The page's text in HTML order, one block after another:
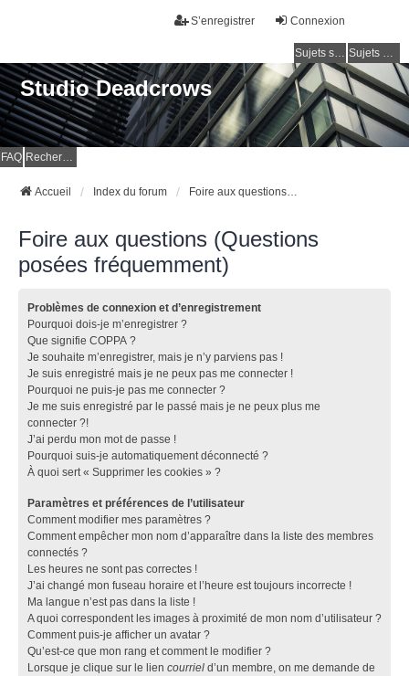
Connexion
S’enregistrer
Sujets sans réponse Sujets actifs
Studio Deadcrows
FAQ Rechercher
Accueil Index du forum Foire aux questions (Questions posées fréquemment)
Foire aux questions (Questions
posées fréquemment)
Problèmes de connexion et d’enregistrement
Pourquoi dois-je m’enregistrer ?
Que signifie COPPA ?
Je souhaite m’enregistrer, mais je n’y parviens pas !
Je suis enregistré mais je ne peux pas me connecter !
Pourquoi ne puis-je pas me connecter ?
Je me suis enregistré par le passé mais je ne peux plus me
connecter ?!
J’ai perdu mon mot de passe !
Pourquoi suis-je automatiquement déconnecté ?
À quoi sert « Supprimer les cookies » ?
Paramètres et préférences de l’utilisateur
Comment modifier mes paramètres ?
Comment empêcher mon nom d’apparaître dans la liste des membres
connectés ?
Les heures ne sont pas correctes !
J’ai changé mon fuseau horaire et l’heure est toujours incorrecte !
Ma langue n’est pas dans la liste !
A quoi correspondent les images à proximité de mon nom d’utilisateur ?
Comment puis-je afficher un avatar ?
Qu’est-ce que mon rang et comment le modifier ?
Lorsque je clique sur le lien courriel d’un membre, on me demande de